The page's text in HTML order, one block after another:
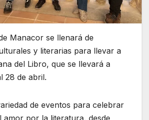
Manacor se llenará de
y literarias para llevar a
del Libro, que se llevará a
28 de abril.
de eventos para celebrar
amor por la literatura, desde